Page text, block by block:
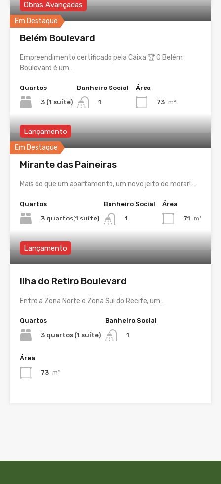
Em Destaque
Obras Avançadas
Belém Boulevard
Empreendimento certificado pela Caixa 🏆 O Belém
Boulevard é um…
Quartos
3 (1 suíte)
Banheiro Social
1
Área
73 m²
Em Destaque
Lançamento
Mirante das Paineiras
Mais do que um apartamento, um novo jeito de morar!…
Quartos
3 quartos(1 suíte)
Banheiro Social
1
Área
71 m²
Lançamento
Ilha do Retiro Boulevard
Entre a Zona Norte e Zona Sul do Recife, um…
Quartos
3 quartos (1 suíte)
Banheiro Social
1
Área
73 m²